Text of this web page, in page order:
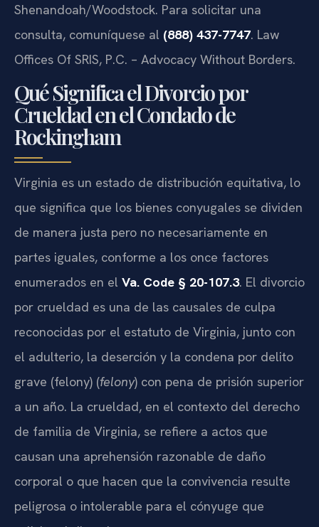
Shenandoah/Woodstock. Para solicitar una
consulta, comuníquese al (888) 437-7747. Law
Offices Of SRIS, P.C. – Advocacy Without Borders.
Qué Significa el Divorcio por
Crueldad en el Condado de
Rockingham
Virginia es un estado de distribución equitativa, lo
que significa que los bienes conyugales se dividen
de manera justa pero no necesariamente en
partes iguales, conforme a los once factores
enumerados en el Va. Code § 20-107.3. El divorcio
por crueldad es una de las causales de culpa
reconocidas por el estatuto de Virginia, junto con
el adulterio, la deserción y la condena por delito
grave (felony) (felony) con pena de prisión superior
a un año. La crueldad, en el contexto del derecho
de familia de Virginia, se refiere a actos que
causan una aprehensión razonable de daño
corporal o que hacen que la convivencia resulte
peligrosa o intolerable para el cónyuge que